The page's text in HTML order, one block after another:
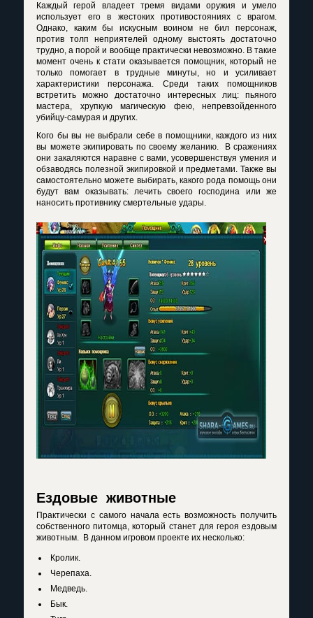
Каждый герой владеет тремя видами оружия и умело
использует его в жестоких противостояниях с врагом.
Однако, каким бы искусным воином не бил персонаж,
против толп неприятелей одному выстоять достаточно
трудно, а порой и вообще практически невозможно. В такие
момент очень к стати оказывается помощник, который не
только помогает в трудные минуты, но и усиливает
характеристики персонажа. Среди таких помощников
встретить можно достаточно интересных лиц: пьяного
мастера, хрупкую магическую фею, непревзойденного
убийцу-самурая и других.
Кого бы вы не выбрали себе в помощники, каждого из них
вы можете экипировать по своему желанию. В сражениях
они закаляются наравне с вами, усовершенствуя умения и
обзаводясь полезной экипировкой и предметами. Также вы
самостоятельно можете выбирать, какого рода помощь они
будут вам оказывать: лечить своего господина или же
наносить противнику смертельные удары.
Ездовые животные
Практически с самого начала есть возможность получить
собственного питомца, который станет для героя ездовым
животным. В данном игровом проекте их несколько:
Кролик.
Черепаха.
Медведь.
Бык.